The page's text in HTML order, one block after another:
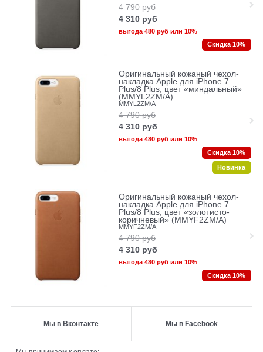
4 790 руб
4 310 руб
выгода 480 рубили 10%
Скидка 10%
Оригинальный кожаный чехол-
накладка Apple для iPhone 7
Plus/8 Plus, цвет «миндальный»
(MMYL2ZM/A)
MMYL2ZM/A
4 790 руб
4 310 руб
выгода 480 рубили 10%
Скидка 10%
Новинка
Оригинальный кожаный чехол-
накладка Apple для iPhone 7
Plus/8 Plus, цвет «золотисто-
коричневый» (MMYF2ZM/A)
MMYF2ZM/A
4 790 руб
4 310 руб
выгода 480 рубили 10%
Скидка 10%
Мы в Вконтакте Мы в Facebook